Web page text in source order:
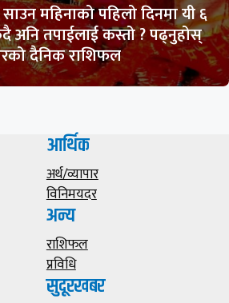
महिनाको पहिलो दिनमा यी ६
अनि तपाईलाई कस्तो ? पढ्नुहोस्
दैनिक राशिफल
आर्थिक
अर्थ/व्यापार
विनिमयदर
अन्य
राशिफल
प्रविधि
सुदूरखबर